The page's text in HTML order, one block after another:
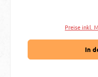
Preise inkl.
In